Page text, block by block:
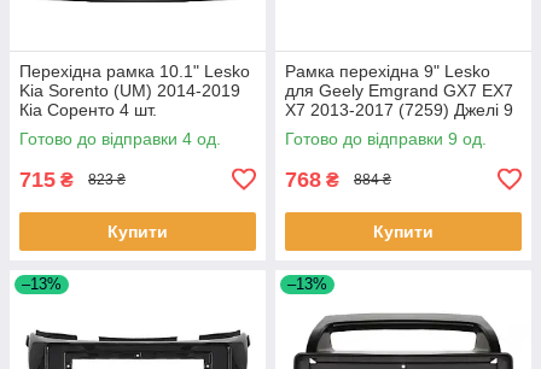
Перехідна рамка 10.1" Lesko
Kia Sorento (UM) 2014-2019
Кіа Соренто 4 шт.
Готово до відправки 4 од.
715 ₴ 823 ₴
Купити
Рамка перехідна 9" Lesko
для Geely Emgrand GX7 EX7
X7 2013-2017 (7259) Джелі 9
шт.
Готово до відправки 9 од.
768 ₴ 884 ₴
Купити
–13% –13%